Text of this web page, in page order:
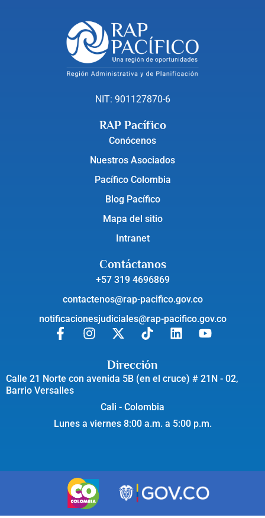
NIT: 901127870-6
RAP Pacífico
Conócenos
Nuestros Asociados
Pacífico Colombia
Blog Pacífico
Mapa del sitio
Intranet
Contáctanos
+57 319 4696869
contactenos@rap-pacifico.gov.co
notificacionesjudiciales@rap-pacifico.gov.co
Dirección
Calle 21 Norte con avenida 5B (en el cruce) # 21N - 02,
Barrio Versalles
Cali - Colombia
Lunes a viernes 8:00 a.m. a 5:00 p.m.